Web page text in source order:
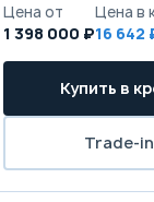
Цена от
1 398 000 ₽
Цена в
16
Купить в
Trade-in